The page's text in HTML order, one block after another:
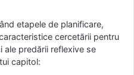
etapele de planificare,
cercetării pentru
ale predării reflexive se
capitol: